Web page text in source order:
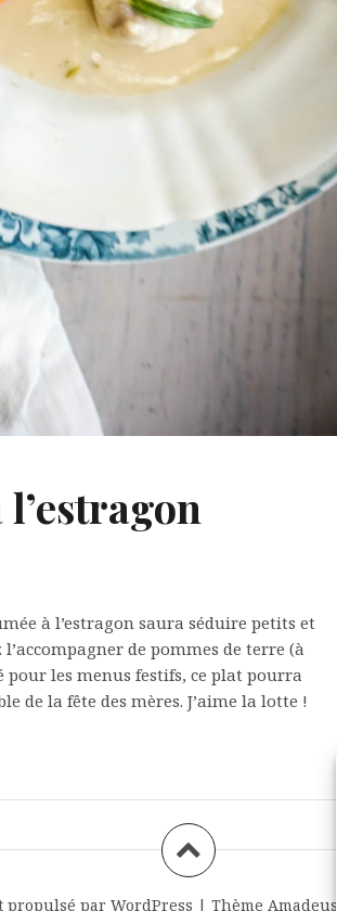
à l’estragon saura séduire petits et
de pommes de terre (à
pour les menus festifs, ce plat pourra
de la fête des mères. J’aime la lotte !
propulsé par WordPress | Thème Amadeus